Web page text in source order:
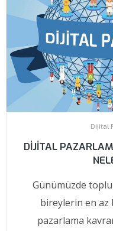
Dijital
DIJITAL
Günümüzde
bireylerin en
pazarlama